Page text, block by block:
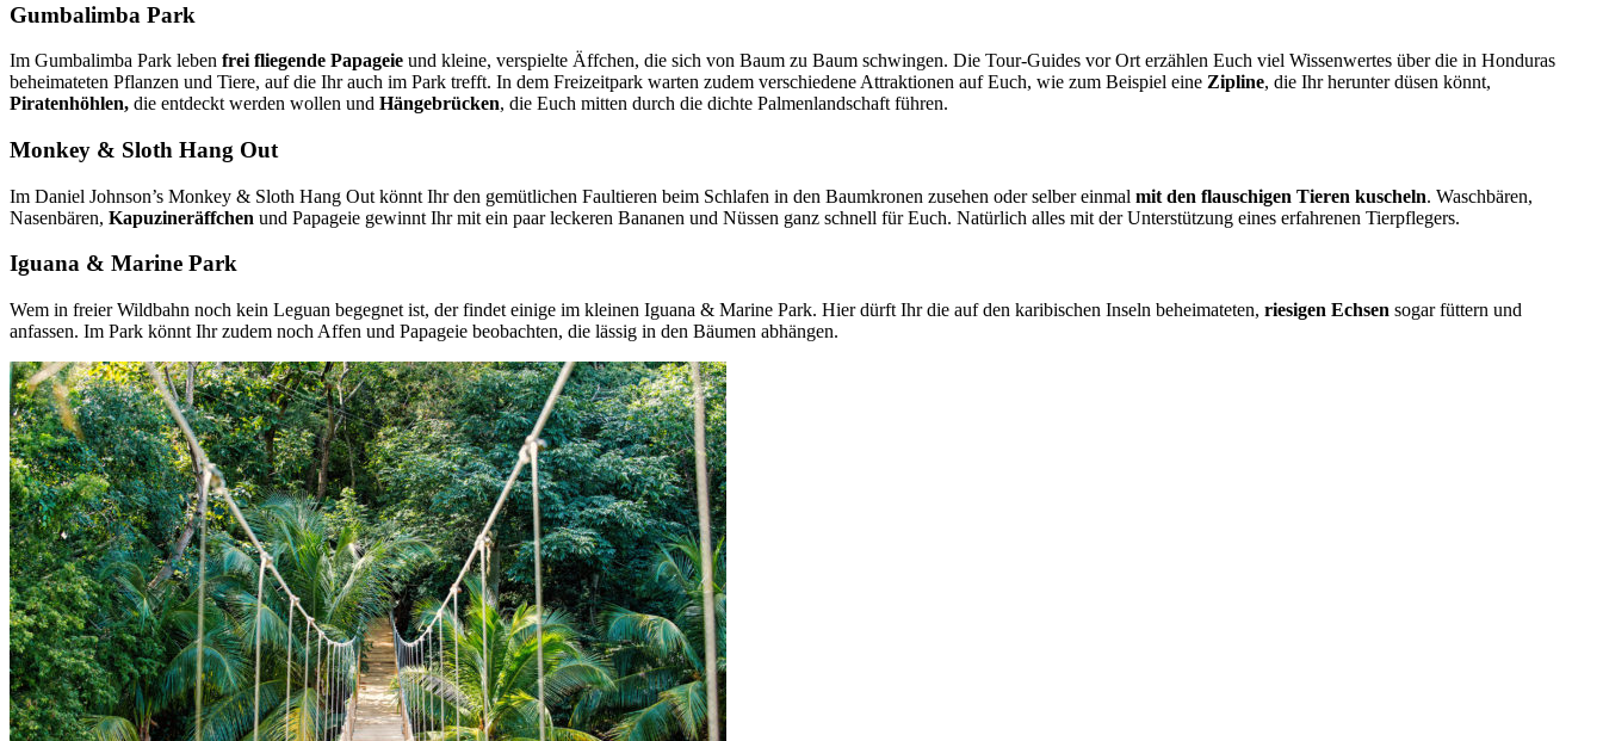
Gumbalimba Park
Im Gumbalimba Park leben frei fliegende Papageie und kleine, verspielte Äffchen, die sich von Baum zu Baum schwingen. Die Tour-Guides vor Ort erzählen Euch viel Wissenwertes über die in Honduras
beheimateten Pflanzen und Tiere, auf die Ihr auch im Park trefft. In dem Freizeitpark warten zudem verschiedene Attraktionen auf Euch, wie zum Beispiel eine Zipline, die Ihr herunter düsen könnt,
Piratenhöhlen, die entdeckt werden wollen und Hängebrücken, die Euch mitten durch die dichte Palmenlandschaft führen.
Monkey & Sloth Hang Out
Im Daniel Johnson’s Monkey & Sloth Hang Out könnt Ihr den gemütlichen Faultieren beim Schlafen in den Baumkronen zusehen oder selber einmal mit den flauschigen Tieren kuscheln. Waschbären,
Nasenbären, Kapuzineräffchen und Papageie gewinnt Ihr mit ein paar leckeren Bananen und Nüssen ganz schnell für Euch. Natürlich alles mit der Unterstützung eines erfahrenen Tierpflegers.
Iguana & Marine Park
Wem in freier Wildbahn noch kein Leguan begegnet ist, der findet einige im kleinen Iguana & Marine Park. Hier dürft Ihr die auf den karibischen Inseln beheimateten, riesigen Echsen sogar füttern und
anfassen. Im Park könnt Ihr zudem noch Affen und Papageie beobachten, die lässig in den Bäumen abhängen.